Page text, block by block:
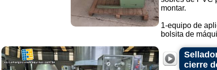
montar.
1-equipo de
bolsita de
cierre